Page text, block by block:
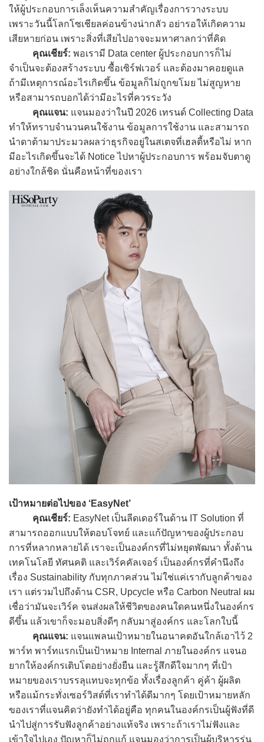
ให้ผู้ประกอบการเล็งเห็นความสำคัญเรื่องการวางระบบ
เพราะวันนี้โลกโซเชียลค่อนข้างน่ากลัว อย่ารอให้เกิดความ
เสียหายก่อน เพราะสิ่งที่เสียไปอาจจะมหาศาลกว่าที่คิด
คุณเชียร์: พอเรามี Data center ผู้ประกอบการก็ไม่
จำเป็นจะต้องสร้างระบบ ซื้อเซิร์ฟเวอร์ และต้องมาคอยดูแล
ถ้ามีเหตุการณ์อะไรเกิดขึ้น ข้อมูลก็ไม่ถูกขโมย ไม่สูญหาย
หรือสามารถบอกได้ว่ามีอะไรที่ควรระวัง
คุณแจน: แจนมองว่าในปี 2026 เทรนด์ Collecting Data
ทำให้ทราบจำนวนคนใช้งาน ข้อมูลการใช้งาน และสามารถ
นำดาต้ามาประมวลผลว่าธุรกิจอยู่ในสเตจที่เฮลตี้หรือไม่ หาก
มีอะไรเกิดขึ้นจะได้ Notice ไปหาผู้ประกอบการ พร้อมจับตาดู
อย่างใกล้ชิด นั่นคือหน้าที่ของเรา
เป้าหมายต่อไปของ ‘EasyNet’
คุณเชียร์: EasyNet เป็นลีดเดอร์ในด้าน IT Solution ที่
สามารถออกแบบให้ตอบโจทย์ และแก้ปัญหาของผู้ประกอบ
การที่หลากหลายได้ เราจะเป็นองค์กรที่ไม่หยุดพัฒนา ทั้งด้าน
เทคโนโลยี ทัศนคติ และเวิร์คคัลเจอร์ เป็นองค์กรที่คำนึงถึง
เรื่อง Sustainability กับทุกภาคส่วน ไม่ใช่แค่เรากับลูกค้าของ
เรา แต่รวมไปถึงด้าน CSR, Upcycle หรือ Carbon Neutral ผม
เชื่อว่ามันจะเวิร์ค จนส่งผลให้ชีวิตของคนใดคนหนึ่งในองค์กร
ดีขึ้น แล้วเขาก็จะมอบสิ่งดีๆ กลับมาสู่องค์กร และโลกใบนี้
คุณแจน: แจนแพลนเป้าหมายในอนาคตอันใกล้เอาไว้ 2
พาร์ท พาร์ทแรกเป็นเป้าหมาย Internal ภายในองค์กร แจนอ
ยากให้องค์กรเติบโตอย่างยั่งยืน และรู้สึกดีใจมากๆ ที่เป้า
หมายของเราบรรลุแทบจะทุกข้อ ทั้งเรื่องลูกค้า คู่ค้า ผู้ผลิต
หรือแม้กระทั่งเซอร์วิสต์ที่เราทำได้ดีมากๆ โดยเป้าหมายหลัก
ของเราที่แจนคิดว่ายังทำได้อยู่คือ ทุกคนในองค์กรเป็นผู้ฟังที่ดี
นำไปสู่การรับฟังลูกค้าอย่างแท้จริง เพราะถ้าเราไม่ฟังและ
เข้าใจไปเอง ปัญหาก็ไม่ถูกแก้ แจนมองว่าการเป็นผู้บริหารรุ่น